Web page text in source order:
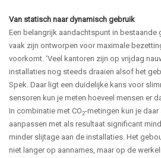
Van statisch naar dynamisch gebruik
Een belangrijk aandachtspunt in
vaak zijn ontworpen voor maximale
voorkomt. ‘Veel kantoren zijn op vrijdag
installaties nog steeds draaien alsof het
Spek. Daar ligt een duidelijke kans voor
sensoren kun je meten hoeveel mensen er
In combinatie met CO2-metingen kun je
aanpassen met als resultaat significant
minder slijtage aan de installaties. Het
niet langer op aannames, maar op de